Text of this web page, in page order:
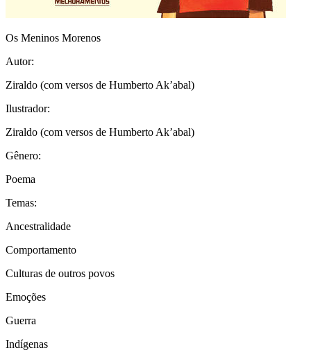
Os Meninos Morenos
Autor:
Ziraldo (com versos de Humberto Ak’abal)
Ilustrador:
Ziraldo (com versos de Humberto Ak’abal)
Gênero:
Poema
Temas:
Ancestralidade
Comportamento
Culturas de outros povos
Emoções
Guerra
Indígenas